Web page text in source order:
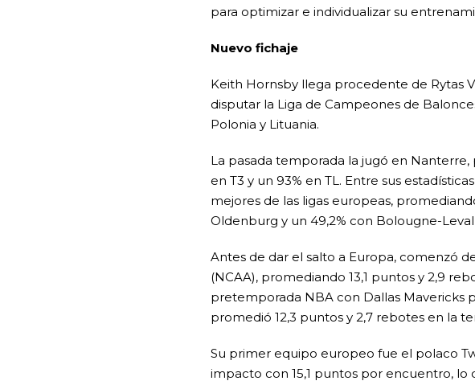
para optimizar e individualizar su
Nuevo fichaje
Keith Hornsby llega procedente de Rytas
disputar la Liga de Campeones de
Polonia y Lituania.
La pasada temporada la jugó en Nanterre,
en T3 y un 93% en TL. Entre sus
mejores de las ligas europeas,
Oldenburg y un 49,2% con Bolougne-
Antes de dar el salto a Europa, comenzó
(NCAA), promediando 13,1 puntos y 2,9
pretemporada NBA con Dallas Mavericks
promedió 12,3 puntos y 2,7 rebotes en la
Su primer equipo europeo fue el polaco
impacto con 15,1 puntos por encuentro, lo